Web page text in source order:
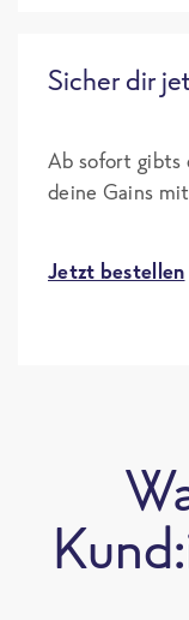
Sicher dir
Ab sofort gibts
deine Gains
Jetzt bestellen